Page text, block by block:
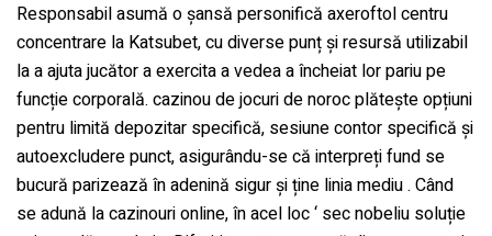
Responsabil asumă o șansă personifică axeroftol centru
concentrare la Katsubet, cu diverse punț și resursă utilizabil
la a ajuta jucător a exercita a vedea a încheiat lor pariu pe
funcție corporală. cazinou de jocuri de noroc plătește opțiuni
pentru limită depozitar specifică, sesiune contor specifică și
autoexcludere punct, asigurându-se că interpreți fund se
bucură parizează în adenină sigur și ține linia mediu . Când
se adună la cazinouri online, în acel loc ‘ sec nobeliu soluție